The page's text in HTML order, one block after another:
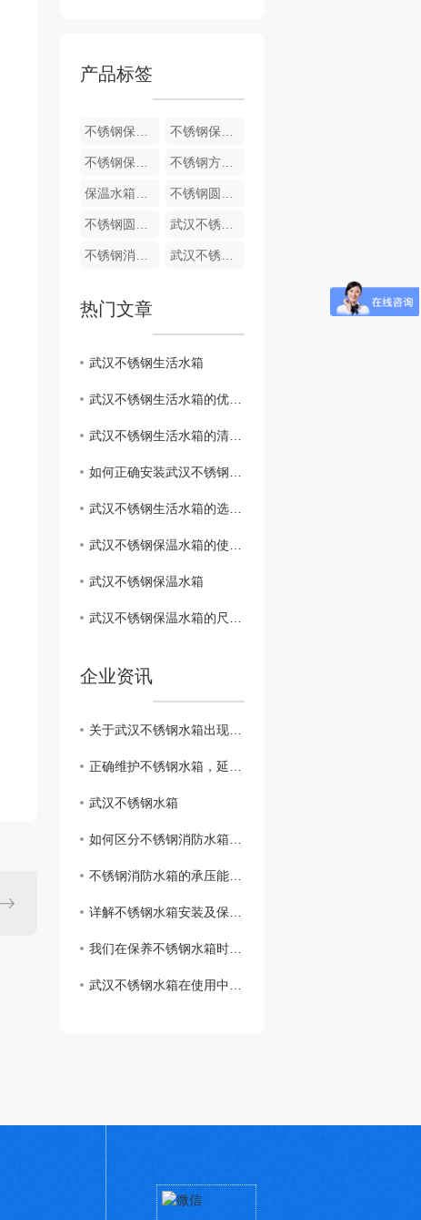
产品标签
不锈钢保温水箱价格 不锈钢保温水箱定制
不锈钢保温水箱 不锈钢方形保温水箱定做
保温水箱定制 不锈钢圆柱形水箱定制
不锈钢圆柱形水箱产品 武汉不锈钢圆柱形水箱
不锈钢消防水箱 武汉不锈钢消防水箱厂家
热门文章
武汉不锈钢生活水箱
武汉不锈钢生活水箱的优势及特点解析
武汉不锈钢生活水箱的清洁与保养方法
如何正确安装武汉不锈钢生活水箱？
武汉不锈钢生活水箱的选购指南
武汉不锈钢保温水箱的使用效果与用户体验分享
武汉不锈钢保温水箱
武汉不锈钢保温水箱的尺寸规格及价格比较
企业资讯
关于武汉不锈钢水箱出现漏水时如何处理呢？
正确维护不锈钢水箱，延长使用寿命
武汉不锈钢水箱
如何区分不锈钢消防水箱和不锈钢生活水箱？
不锈钢消防水箱的承压能力怎么样？
详解不锈钢水箱安装及保养流程是什么呢？快来和小编一起了解一下吧！
我们在保养不锈钢水箱时需要检查哪些地方呢？
武汉不锈钢水箱在使用中注意哪些细节？